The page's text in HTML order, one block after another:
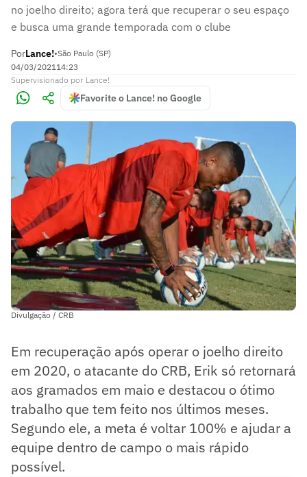
no joelho direito; agora terá que recuperar o seu espaço
e busca uma grande temporada com o clube
PorLance!•São Paulo (SP)
04/03/202114:23
Supervisionado por Lance!
Favorite o Lance! no Google
Divulgação / CRB
Em recuperação após operar o joelho direito
em 2020, o atacante do CRB, Erik só retornará
aos gramados em maio e destacou o ótimo
trabalho que tem feito nos últimos meses.
Segundo ele, a meta é voltar 100% e ajudar a
equipe dentro de campo o mais rápido
possível.